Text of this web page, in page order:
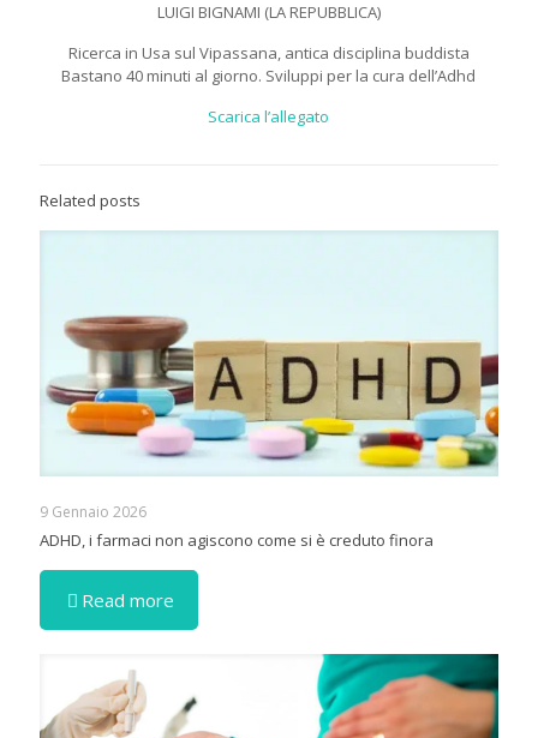
LUIGI BIGNAMI (LA REPUBBLICA)
Ricerca in Usa sul Vipassana, antica disciplina buddista
Bastano 40 minuti al giorno. Sviluppi per la cura dell’Adhd
Scarica l’allegato
Related posts
9 Gennaio 2026
ADHD, i farmaci non agiscono come si è creduto finora
Read more